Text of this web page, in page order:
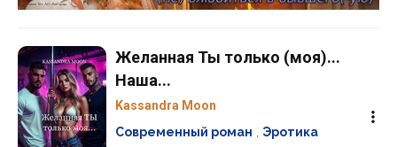
Реклама 16+ АО «ЛитГород»
Желанная Ты только (моя)...
Наша...
Kassandra Moon
Современный роман Эротика